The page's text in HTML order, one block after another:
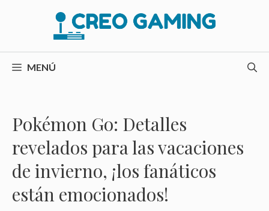
MENÚ
Pokémon Go: Detalles
revelados para las vacaciones
de invierno, ¡los fanáticos
están emocionados!